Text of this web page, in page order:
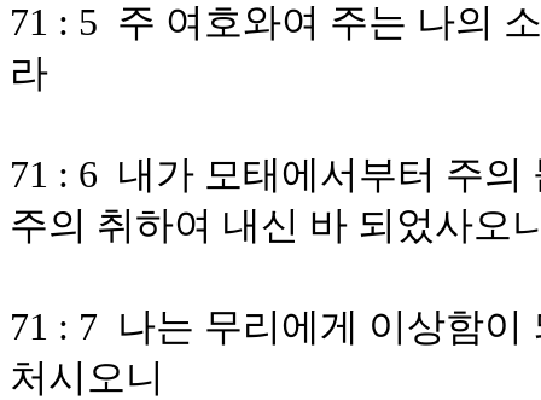
71 : 5 주 여호와여 주는 나의
라
71 : 6 내가 모태에서부터 주
주의 취하여 내신 바 되었사오
71 : 7 나는 무리에게 이상함
처시오니